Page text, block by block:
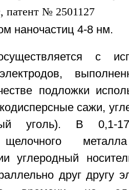
наночастиц 4-8 нм.
с
подложки
сажи,
уголь). В 0,1-
щелочного
углеродный
друг другу